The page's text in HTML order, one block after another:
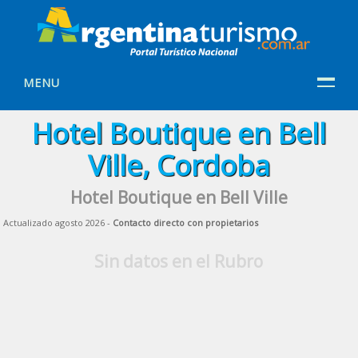
MENU
Hotel Boutique en Bell
Ville, Cordoba
Hotel Boutique en Bell Ville
Actualizado agosto 2026 - Contacto directo con propietarios
Sin datos en el Rubro